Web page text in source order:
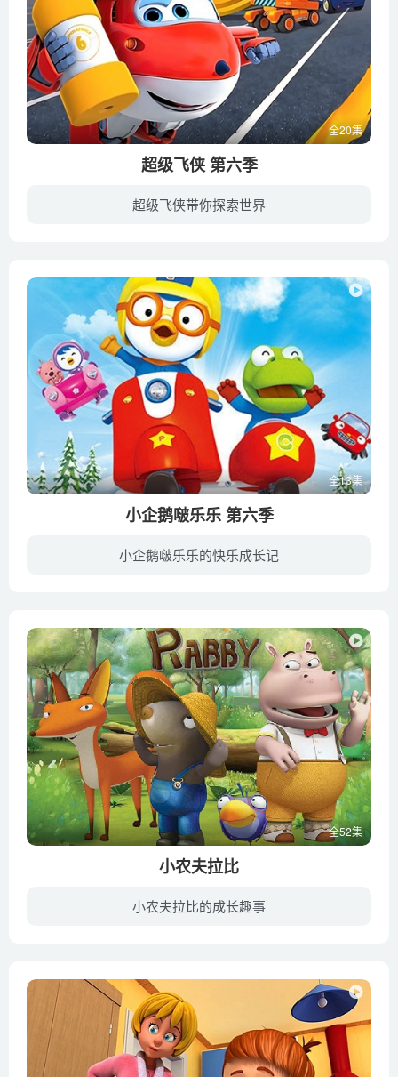
全20集
超级飞侠 第六季
超级飞侠带你探索世界
全13集
小企鹅啵乐乐 第六季
小企鹅啵乐乐的快乐成长记
全52集
小农夫拉比
小农夫拉比的成长趣事